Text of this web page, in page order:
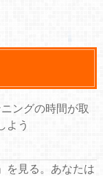
ングの時間が取
よう
を見る。あなたは